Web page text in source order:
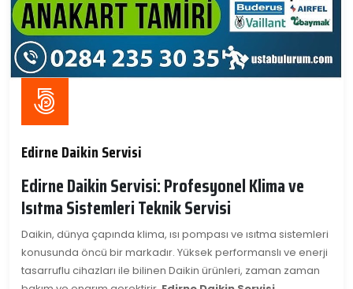
Edirne Daikin Servisi
Edirne Daikin Servisi: Profesyonel Klima ve
Isıtma Sistemleri Teknik Servisi
Daikin, dünya çapında klima, ısı pompası ve ısıtma sistemleri
konusunda öncü bir markadır. Yüksek performanslı ve enerji
tasarruflu cihazları ile bilinen Daikin ürünleri, zaman zaman